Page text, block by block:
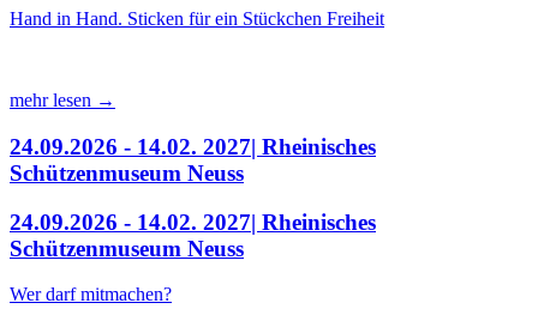
Hand in Hand. Sticken für ein Stückchen Freiheit
mehr lesen →
24.09.2026 - 14.02. 2027| Rheinisches
Schützenmuseum Neuss
24.09.2026 - 14.02. 2027| Rheinisches
Schützenmuseum Neuss
Wer darf mitmachen?